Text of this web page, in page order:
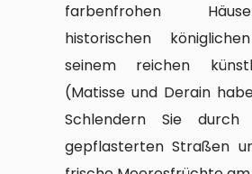
farbenfrohen
historischen
seinem reichen
(Matisse und Derain
Schlendern Sie durch
gepflasterten Straßen